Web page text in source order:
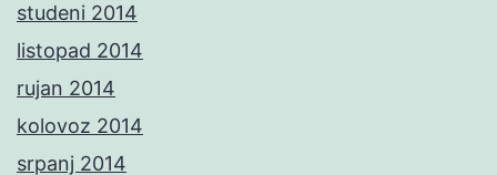
studeni 2014
listopad 2014
rujan 2014
kolovoz 2014
srpanj 2014